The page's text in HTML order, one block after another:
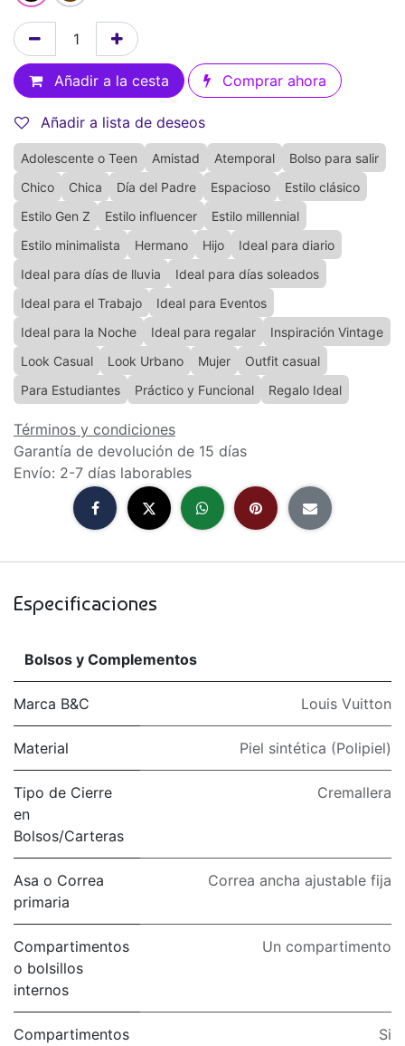
Añadir a la cesta Comprar ahora
Añadir a lista de deseos
Adolescente o Teen Amistad Atemporal
Bolso para salir
Chico
Chica Día del Padre Espacioso
Estilo clásico
Estilo Gen Z
Estilo influencer
Estilo millennial
Estilo minimalista
Hermano Hijo
Ideal para diario
Ideal para días de lluvia
Ideal para días soleados
Ideal para el Trabajo
Ideal para Eventos
Ideal para la Noche
Ideal para regalar
Inspiración Vintage
Look Casual
Look Urbano Mujer
Outfit casual
Para Estudiantes
Práctico y Funcional Regalo Ideal
Términos y condiciones
Garantía de devolución de 15 días
Envío: 2-7 días laborables
Especificaciones
Bolsos y Complementos
Marca B&C Louis Vuitton
Material Piel sintética (Polipiel)
Tipo de Cierre
en
Bolsos/Carteras
Cremallera
Asa o Correa
primaria
Correa ancha ajustable fija
Compartimentos
o bolsillos
internos
Un compartimento
Compartimentos
Si